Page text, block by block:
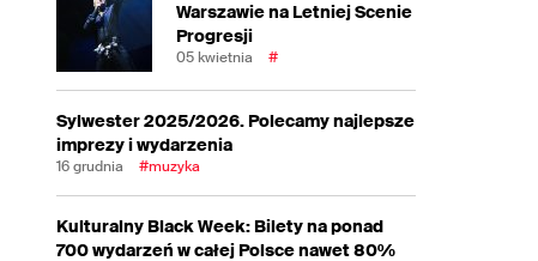
Warszawie na Letniej Scenie
Progresji
05 kwietnia #
Sylwester 2025/2026. Polecamy najlepsze
imprezy i wydarzenia
16 grudnia #muzyka
Kulturalny Black Week: Bilety na ponad
700 wydarzeń w całej Polsce nawet 80%